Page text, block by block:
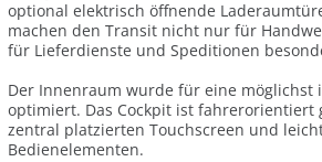
optional elektrisch öffnende
machen den Transit nicht nur für
für Lieferdienste und Speditionen
Der Innenraum wurde für eine möglichst
optimiert. Das Cockpit ist fahrerorientiert
zentral platzierten Touchscreen und
Bedienelementen.